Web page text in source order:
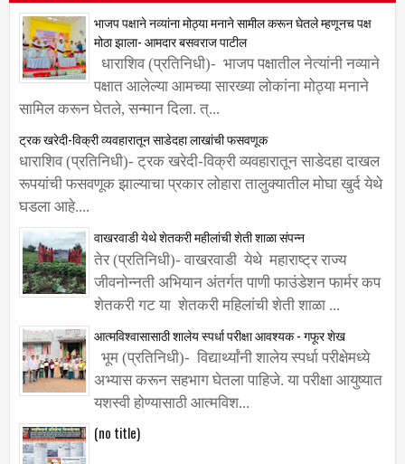
भाजप पक्षाने नव्यांना मोठ्या मनाने सामील करून घेतले म्हणूनच पक्ष
मोठा झाला- आमदार बसवराज पाटील
धाराशिव (प्रतिनिधी)- भाजप पक्षातील नेत्यांनी नव्याने
पक्षात आलेल्या आमच्या सारख्या लोकांना मोठ्या मनाने
सामिल करून घेतले, सन्मान दिला. त्...
ट्रक खरेदी-विक्री व्यवहारातून साडेदहा लाखांची फसवणूक
धाराशिव (प्रतिनिधी)- ट्रक खरेदी-विक्री व्यवहारातून साडेदहा दाखल
रूपयांची फसवणूक झाल्याचा प्रकार लोहारा तालुक्यातील मोघा खुर्द येथे
घडला आहे....
वाखरवाडी येथे शेतकरी महीलांची शेती शाळा संपन्न
तेर (प्रतिनिधी)- वाखरवाडी येथे महाराष्ट्र राज्य
जीवनोन्नती अभियान अंतर्गत पाणी फाउंडेशन फार्मर कप
शेतकरी गट या शेतकरी महिलांची शेती शाळा ...
आत्मविश्वासासाठी शालेय स्पर्धा परीक्षा आवश्यक - गफूर शेख
भूम (प्रतिनिधी)- विद्यार्थ्यांनी शालेय स्पर्धा परीक्षेमध्ये
अभ्यास करून सहभाग घेतला पाहिजे. या परीक्षा आयुष्यात
यशस्वी होण्यासाठी आत्मविश...
(no title)